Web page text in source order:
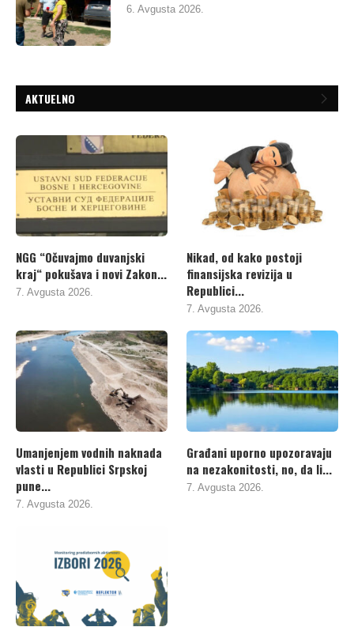
6. Avgusta 2026.
AKTUELNO
NGG “Očuvajmo duvanjski
kraj“ pokušava i novi Zakon...
7. Avgusta 2026.
Nikad, od kako postoji
finansijska revizija u
Republici...
7. Avgusta 2026.
Umanjenjem vodnih naknada
vlasti u Republici Srpskoj
pune...
7. Avgusta 2026.
Građani uporno upozoravaju
na nezakonitosti, no, da li...
7. Avgusta 2026.